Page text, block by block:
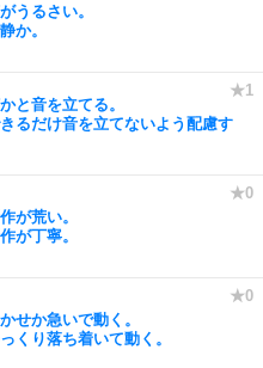
うるさい。
か。
と音を立てる。
るだけ音を立てないよう配慮す
が荒い。
が丁寧。
せか急いで動く。
くり落ち着いて動く。